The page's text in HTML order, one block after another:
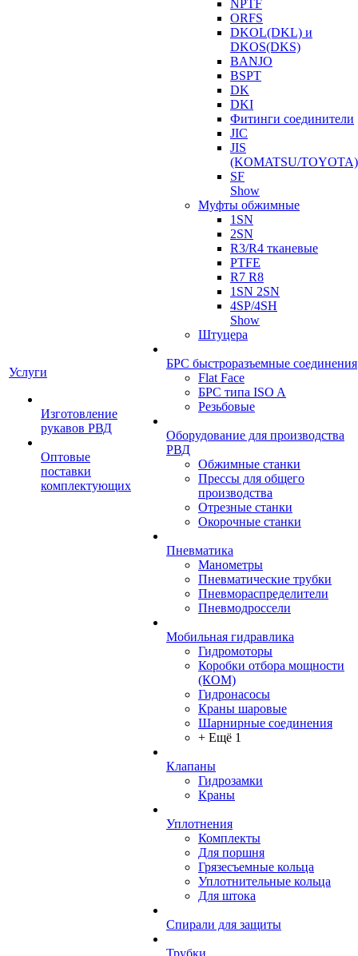
Услуги
Изготовление
рукавов РВД
Оптовые
поставки
комплектующих
NPTF
ORFS
DKOL(DKL) и
DKOS(DKS)
BANJO
BSPT
DK
DKI
Фитинги соединители
JIC
JIS
(KOMATSU/TOYOTA)
SF
Show
Муфты обжимные
1SN
2SN
R3/R4 тканевые
PTFE
R7 R8
1SN 2SN
4SP/4SH
Show
Штуцера
БРС быстроразъемные соединения
Flat Face
БРС типа ISO A
Резьбовые
Оборудование для производства
РВД
Обжимные станки
Прессы для общего
производства
Отрезные станки
Окорочные станки
Пневматика
Манометры
Пневматические трубки
Пневмораспределители
Пневмодроссели
Мобильная гидравлика
Гидромоторы
Коробки отбора мощности
(КОМ)
Гидронасосы
Краны шаровые
Шарнирные соединения
+ Ещё 1
Клапаны
Гидрозамки
Краны
Уплотнения
Комплекты
Для поршня
Грязесъемные кольца
Уплотнительные кольца
Для штока
Спирали для защиты
Трубки